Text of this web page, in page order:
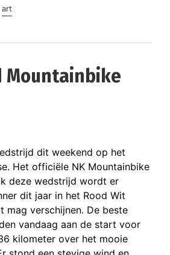
art
Mountainbike
dit weekend op het
Het officiële NK Mountainbike
deze wedstrijd wordt er
dit jaar in het Rood Wit
mag verschijnen. De beste
vandaag aan de start voor
kilometer over het mooie